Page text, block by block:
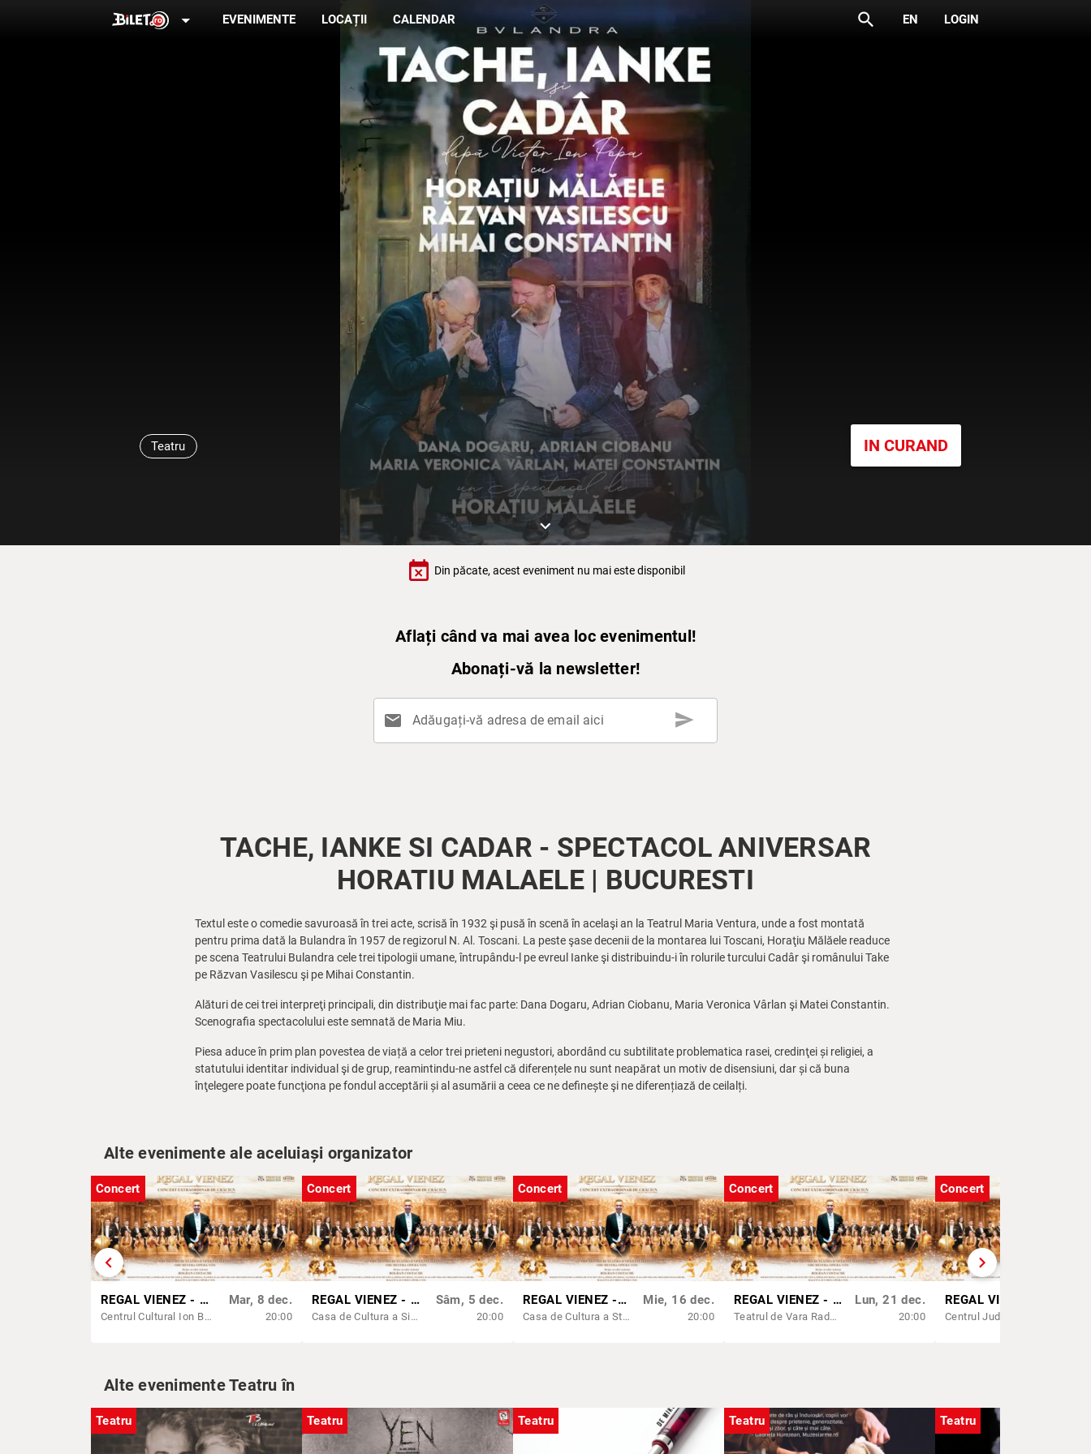
arrow_drop_down EVENIMENTE LOCAȚII CALENDAR search EN LOGIN
Teatru IN CURAND
keyboard_arrow_down
event_busy Din păcate, acest eveniment nu mai este disponibil
Aflați când va mai avea loc evenimentul!
Abonați-vă la newsletter!
mail Adăugați-vă adresa de email aici send
TACHE, IANKE SI CADAR - SPECTACOL ANIVERSAR
HORATIU MALAELE | BUCURESTI
Textul este o comedie savuroasă în trei acte, scrisă în 1932 şi pusă în scenă în acelaşi an la Teatrul Maria Ventura, unde a fost montată
pentru prima dată la Bulandra în 1957 de regizorul N. Al. Toscani. La peste şase decenii de la montarea lui Toscani, Horaţiu Mălăele readuce
pe scena Teatrului Bulandra cele trei tipologii umane, întrupându-l pe evreul Ianke şi distribuindu-i în rolurile turcului Cadâr şi românului Take
pe Răzvan Vasilescu şi pe Mihai Constantin.
Alături de cei trei interpreţi principali, din distribuţie mai fac parte: Dana Dogaru, Adrian Ciobanu, Maria Veronica Vârlan şi Matei Constantin.
Scenografia spectacolului este semnată de Maria Miu.
Piesa aduce în prim plan povestea de viață a celor trei prieteni negustori, abordând cu subtilitate problematica rasei, credinţei și religiei, a
statutului identitar individual şi de grup, reamintindu-ne astfel că diferențele nu sunt neapărat un motiv de disensiuni, dar și că buna
înţelegere poate funcţiona pe fondul acceptării și al asumării a ceea ce ne definește şi ne diferențiază de ceilalți.
Alte evenimente ale aceluiași organizator
chevron_left
Concert
REGAL VIENEZ - CONCERT EXTRAORDINAR DE CRACIUN | SIBIU
Centrul Cultural Ion Besoiu (Casa de Cultura a Sindicatelor) Sibiu
Mar, 8 dec.
20:00
Concert
REGAL VIENEZ - CONCERT EXTRAORDINAR DE CRACIUN | ORADEA
Casa de Cultura a Sindicatelor Oradea
Sâm, 5 dec.
20:00
Concert
REGAL VIENEZ - CONCERT EXTRAORDINAR DE CRACIUN | CLUJ-NAPOCA
Casa de Cultura a Studentilor Dumitru Farcas
Mie, 16 dec.
20:00
Concert
REGAL VIENEZ - CONCERT EXTRAORDINAR DE CRACIUN | BACAU
Teatrul de Vara Radu Beligan
Lun, 21 dec.
20:00
Concert
chevron_right
Alte evenimente Teatru în
Teatru Teatru Teatru Teatru Teatru